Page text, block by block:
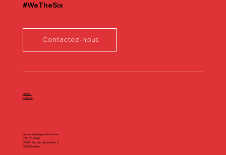
#WeTheSix
Contactez-nous
secretariat@spiroubasket.be
071/20.60.40
DÔME | Rue des olympiades 2,
6000 Charleroi
Home
Contact